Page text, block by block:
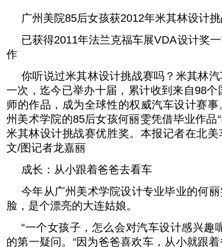
广州美院85后女孩获2012年米其林设计
已获得2011年法兰克福车展VDA设计奖
作
你听说过米其林设计挑战赛吗？米其林
一次，迄今已举办十届，累计收到来自98
师的作品，成为全球性的权威汽车设计赛
州美术学院的85后女孩何丽雯凭借毕业作品
米其林设计挑战赛优胜奖。本报记者在北
文/图记者龙嘉丽
成长：从小跟着爸爸去看车
今年从广州美术学院设计专业毕业的何
脸，是个漂亮的大连姑娘。
“一个女孩子，怎么会对汽车设计感兴趣
的第一疑问。“因为爸爸喜欢车，从小就跟